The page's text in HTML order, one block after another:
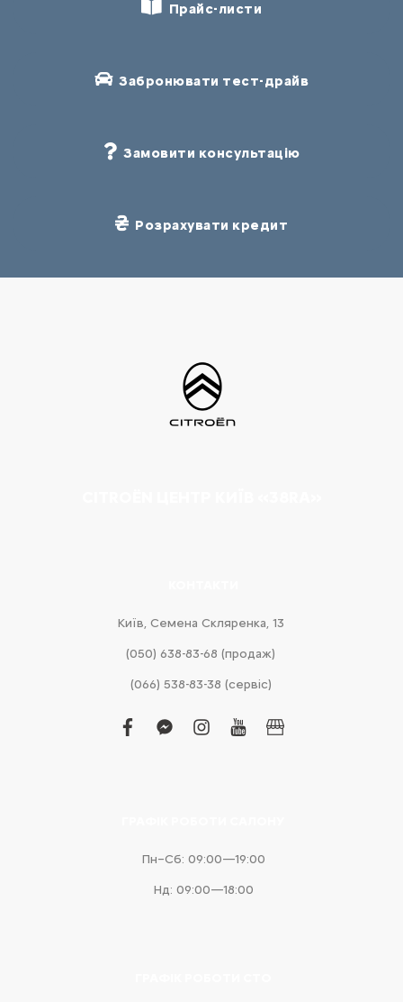
Прайс-листи
Забронювати тест-драйв
Замовити консультацію
Розрахувати кредит
Київ, Cемена Скляренка, 13
(050) 638-83-68 (продаж)
(066) 538-83-38 (сервіс)
facebook
facebook-
instagram
youtubebusiness
Пн–Сб: 09:00—19:00
Нд: 09:00—18:00